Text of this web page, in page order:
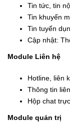
Tin tức, tin
Tin khuyến
Tin tuyển
Cập nhật:
Module Liên hệ
Hotline, liên
Thông tin
Hộp chat
Module quản trị